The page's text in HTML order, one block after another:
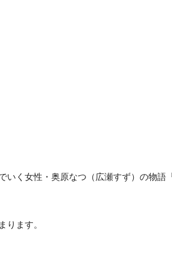
いく女性・奥原なつ（広瀬すず）の物語
ります。